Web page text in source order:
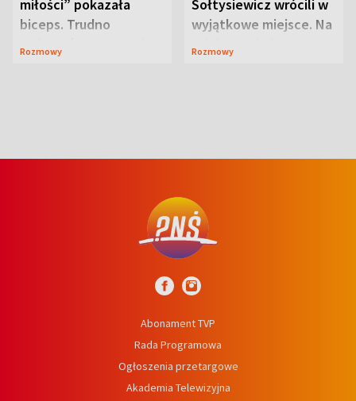
miłości” pokazała
biceps. Trudno
uwierzyć, co przeszła
Rozmowy
Sołtysiewicz wrócili w
wyjątkowe miejsce. Na
szlaku czekał
Rozmowy
Abonament TVP
Rada Programowa
Ogłoszenia przetargowe
Akademia Telewizyjna